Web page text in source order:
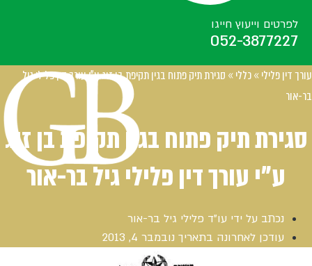
לפרטים וייעוץ חייגו
052-3877227
עורך דין פלילי»כללי» סגירת תיק פתוח בגין תקיפת בן זוג ע”י עורך דין פלילי גיל
בר-אור
סגירת תיק פתוח בגין תקיפת בן זוג
ע"י עורך דין פלילי גיל בר-אור
נכתב על ידי עו"ד פלילי גיל בר-אור
עודכן לאחרונה בתאריך נובמבר 4, 2013